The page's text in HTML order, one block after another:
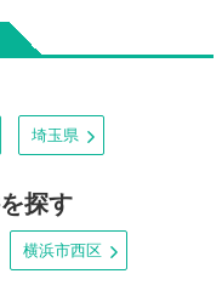
埼玉県
探す
横浜市西区